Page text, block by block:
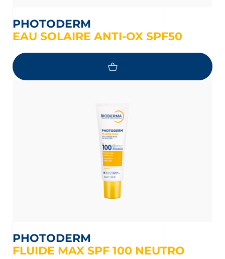
PHOTODERM
EAU SOLAIRE ANTI-OX SPF50
PHOTODERM
FLUIDE MAX SPF 100 NEUTRO